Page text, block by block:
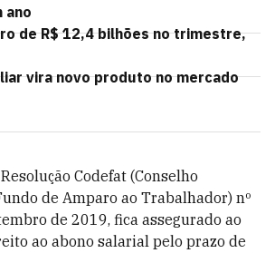
ano
de R$ 12,4 bilhões no trimestre,
vira novo produto no mercado
Codefat (Conselho
de Amparo ao Trabalhador) nº
de 2019, fica assegurado ao
ao abono salarial pelo prazo de